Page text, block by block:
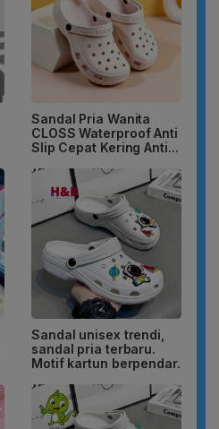
Sandal Pria Wanita
CLOSS Waterproof Anti
Slip Cepat Kering Anti...
Sandal unisex trendi,
sandal pria terbaru.
Motif kartun berpendar.